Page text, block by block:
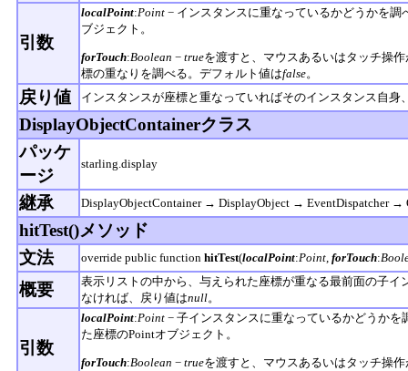
引数
localPoint:Point − インスタンスに重なっているかどうかを
ブジェクト。
forTouch:Boolean − trueを渡すと、マウスあるいはタッチ操
標の重なりを調べる。デフォルト値はfalse。
戻り値 インスタンスが座標と重なっていればそのインスタンス自身
DisplayObjectContainerクラス
パッケ
ージ
starling.display
継承 DisplayObjectContainer → DisplayObject → EventDispatcher →
hitTest()メソッド
文法
override public function hitTest(localPoint:Point, forTouch:
概要
表示リストの中から、与えられた座標が重なる最前面の子
なければ、戻り値はnull。
引数
localPoint:Point − 子インスタンスに重なっているかどうか
た座標のPointオブジェクト。
forTouch:Boolean − trueを渡すと、マウスあるいはタッチ操